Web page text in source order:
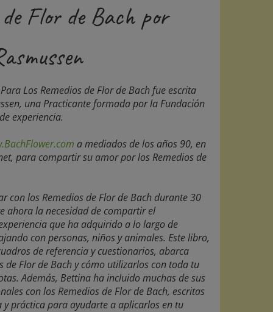
de Flor de Bach por
Los Remedios de Flor de Bach fue escrita
una Practicante formada por la Fundación
experiencia.
a mediados de los años 90, en
para compartir su amor por los Remedios de
con los Remedios de Flor de Bach durante 30
ahora la necesidad de compartir el
que ha adquirido a lo largo de
con personas, niños y animales. Este libro,
de referencia y cuestionarios, abarca
de Flor de Bach y cómo utilizarlos con toda tu
Además, Bettina ha incluido muchas de sus
con los Remedios de Flor de Bach, escritas
y práctica para ayudarte a aplicarlos en tu